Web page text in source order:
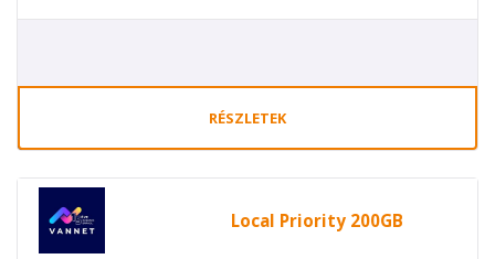
RÉSZLETEK
Local Priority 200GB